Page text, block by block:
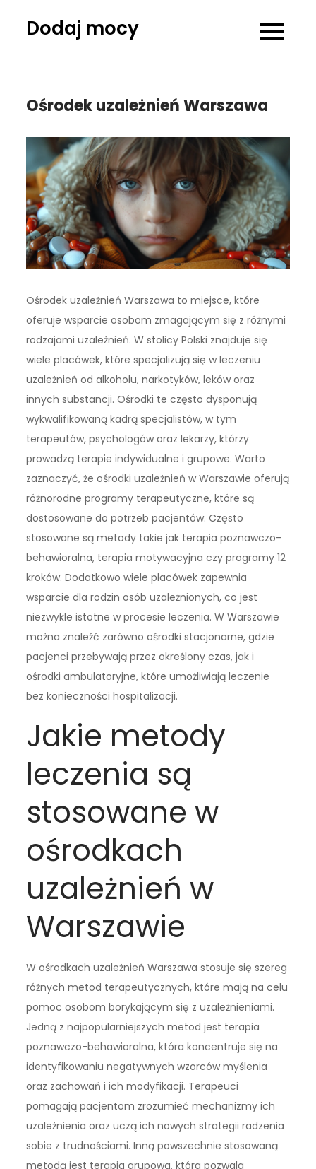
Dodaj mocy
Ośrodek uzależnień Warszawa
Ośrodek uzależnień Warszawa to miejsce, które
oferuje wsparcie osobom zmagającym się z różnymi
rodzajami uzależnień. W stolicy Polski znajduje się
wiele placówek, które specjalizują się w leczeniu
uzależnień od alkoholu, narkotyków, leków oraz
innych substancji. Ośrodki te często dysponują
wykwalifikowaną kadrą specjalistów, w tym
terapeutów, psychologów oraz lekarzy, którzy
prowadzą terapie indywidualne i grupowe. Warto
zaznaczyć, że ośrodki uzależnień w Warszawie oferują
różnorodne programy terapeutyczne, które są
dostosowane do potrzeb pacjentów. Często
stosowane są metody takie jak terapia poznawczo-
behawioralna, terapia motywacyjna czy programy 12
kroków. Dodatkowo wiele placówek zapewnia
wsparcie dla rodzin osób uzależnionych, co jest
niezwykle istotne w procesie leczenia. W Warszawie
można znaleźć zarówno ośrodki stacjonarne, gdzie
pacjenci przebywają przez określony czas, jak i
ośrodki ambulatoryjne, które umożliwiają leczenie
bez konieczności hospitalizacji.
Jakie metody
leczenia są
stosowane w
ośrodkach
uzależnień w
Warszawie
W ośrodkach uzależnień Warszawa stosuje się szereg
różnych metod terapeutycznych, które mają na celu
pomoc osobom borykającym się z uzależnieniami.
Jedną z najpopularniejszych metod jest terapia
poznawczo-behawioralna, która koncentruje się na
identyfikowaniu negatywnych wzorców myślenia
oraz zachowań i ich modyfikacji. Terapeuci
pomagają pacjentom zrozumieć mechanizmy ich
uzależnienia oraz uczą ich nowych strategii radzenia
sobie z trudnościami. Inną powszechnie stosowaną
metodą jest terapia grupowa, która pozwala